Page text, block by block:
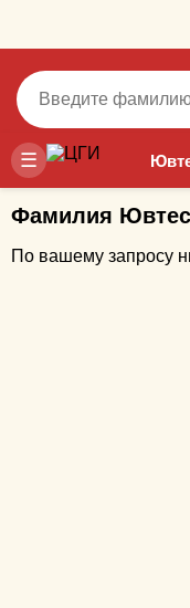
☰
Фамилия
По вашему запросу